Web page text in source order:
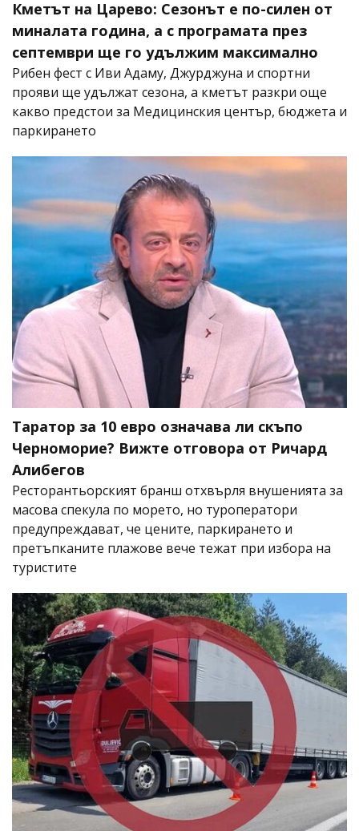
Кметът на Царево: Сезонът е по-силен от
миналата година, а с програмата през
септември ще го удължим максимално
Рибен фест с Иви Адаму, Джурджуна и спортни
прояви ще удължат сезона, а кметът разкри още
какво предстои за Медицинския център, бюджета и
паркирането
Таратор за 10 евро означава ли скъпо
Черноморие? Вижте отговора от Ричард
Алибегов
Ресторантьорският бранш отхвърля внушенията за
масова спекула по морето, но туроператори
предупреждават, че цените, паркирането и
претъпканите плажове вече тежат при избора на
туристите